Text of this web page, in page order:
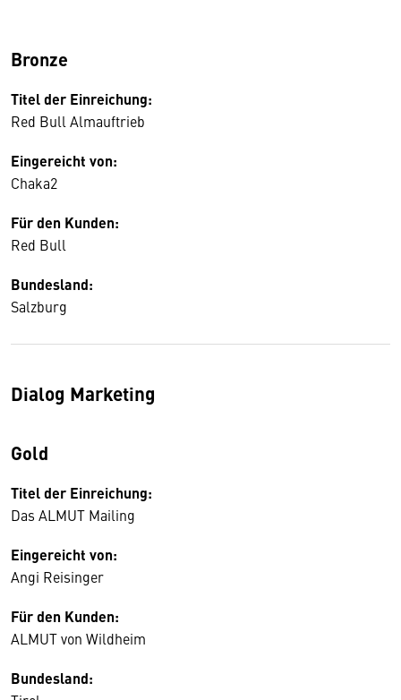
Bronze
Titel der Einreichung:
Red Bull Almauftrieb
Eingereicht von:
Chaka2
Für den Kunden:
Red Bull
Bundesland:
Salzburg
Dialog Marketing
Gold
Titel der Einreichung:
Das ALMUT Mailing
Eingereicht von:
Angi Reisinger
Für den Kunden:
ALMUT von Wildheim
Bundesland: